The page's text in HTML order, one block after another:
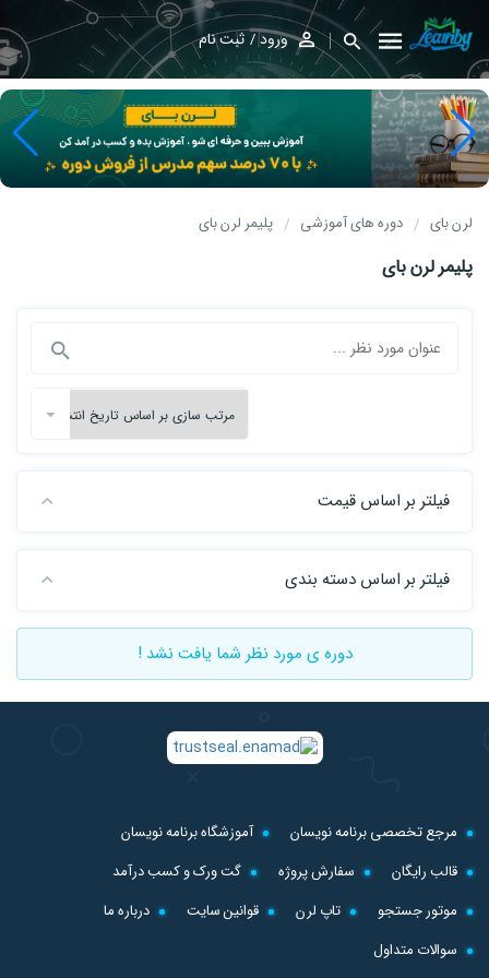
ورود ثبت نام
لرن بای دوره های آموزشی پلیمر لرن بای
پلیمر لرن بای
فیلتر بر اساس قیمت
فیلتر بر اساس دسته بندی
دوره ی مورد نظر شما یافت نشد !
مرجع تخصصی برنامه نویسان
آموزشگاه برنامه نویسان
قالب رایگان
سفارش پروژه
گت ورک و کسب درآمد
موتور جستجو
تاپ لرن قوانین سایت
درباره ما
سوالات متداول